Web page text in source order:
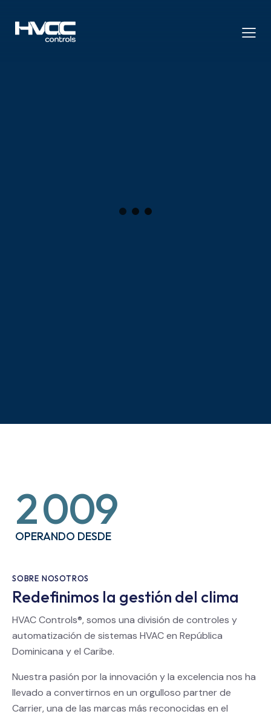
2009
OPERANDO DESDE
SOBRE NOSOTROS
Redefinimos la gestión del clima
HVAC Controls®, somos una división de controles y
automatización de sistemas HVAC en República
Dominicana y el Caribe.
Nuestra pasión por la innovación y la excelencia nos ha
llevado a convertirnos en un orgulloso partner de
Carrier, una de las marcas más reconocidas en el